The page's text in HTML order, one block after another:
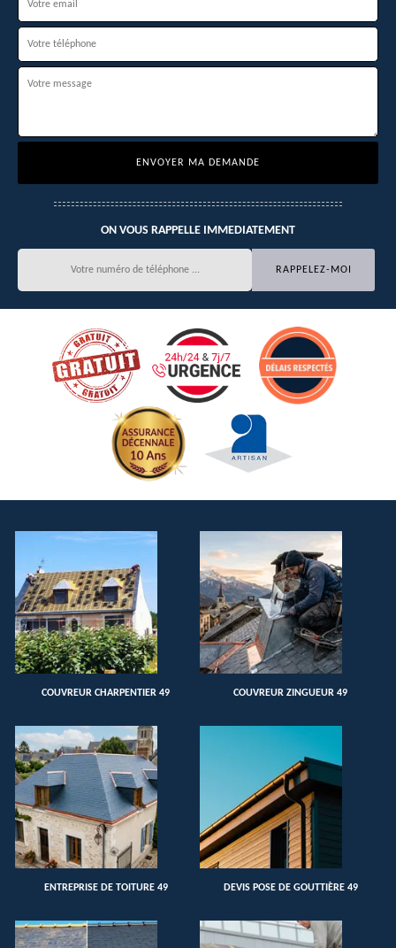
ON VOUS RAPPELLE IMMEDIATEMENT
COUVREUR CHARPENTIER 49 COUVREUR ZINGUEUR 49
ENTREPRISE DE TOITURE 49 DEVIS POSE DE GOUTTIÈRE 49